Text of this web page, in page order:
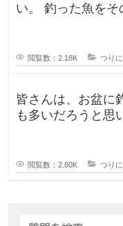
い。 釣った魚を
閲覧数：2.18K つり
皆さんは、お盆に
も多いだろうと思
閲覧数：2.80K つり